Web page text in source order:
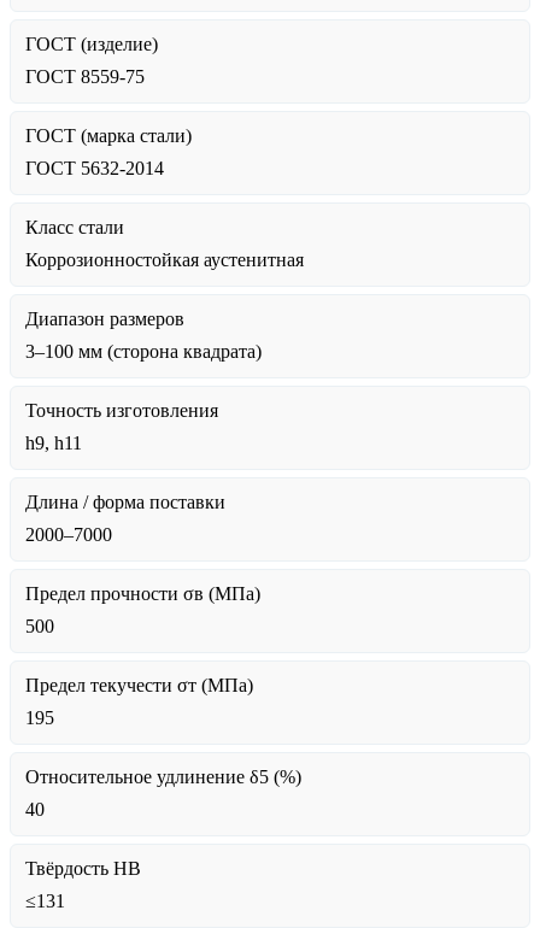
ГОСТ (изделие)
ГОСТ 8559-75
ГОСТ (марка стали)
ГОСТ 5632-2014
Класс стали
Коррозионностойкая аустенитная
Диапазон размеров
3–100 мм (сторона квадрата)
Точность изготовления
h9, h11
Длина / форма поставки
2000–7000
Предел прочности σв (МПа)
500
Предел текучести σт (МПа)
195
Относительное удлинение δ5 (%)
40
Твёрдость HB
≤131